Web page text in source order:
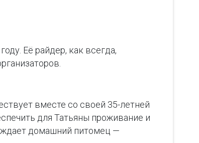
Её райдер, как всегда,
вместе со своей 35-летней
для Татьяны проживание и
домашний питомец —